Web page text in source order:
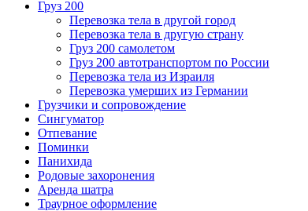
Груз 200
Перевозка тела в другой город
Перевозка тела в другую страну
Груз 200 самолетом
Груз 200 автотранспортом по России
Перевозка тела из Израиля
Перевозка умерших из Германии
Грузчики и сопровождение
Сингуматор
Отпевание
Поминки
Панихида
Родовые захоронения
Аренда шатра
Траурное оформление